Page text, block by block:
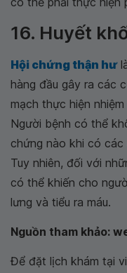
16. Huyết
Hội chứng thận hư
hàng đầu gây ra các
mạch thực hiện
Người bệnh có thể
chứng nào khi có các
Tuy nhiên, đối với
có thể khiến cho
lưng và tiểu ra máu.
Nguồn tham khảo:
Để đặt lịch khám tại